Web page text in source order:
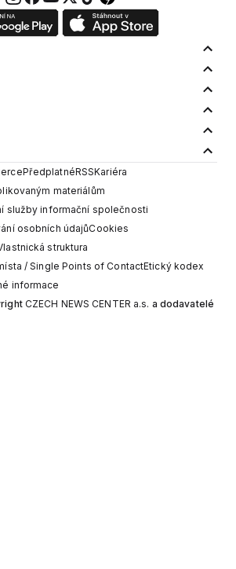
PředplatnéRSSKariéra
materiálům
služby informační společnosti
osobních údajůCookies
struktura
/ Single Points of ContactEtický kodex
informace
CZECH NEWS CENTER a.s. a dodavatelé